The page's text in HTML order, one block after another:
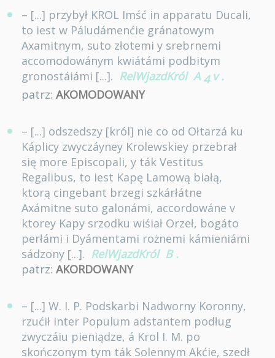
– [...] przybył KROL Imść in apparatu Ducali,
to iest w Páludámenćie gránatowym
Axamitnym, suto złotemi y srebrnemi
accomodowánym kwiátámi podbitym
gronostáiámi [...]. RelWjazdKról A 4 v .
patrz: AKOMODOWANY
– [...] odszedszy [król] nie co od Ołtarzá ku
Káplicy zwyczáyney Krolewskiey przebrał
się more Episcopali, y ták Vestitus
Regalibus, to iest Kapę Lamową białą,
ktorą cingebant brzegi szkárłátne
Axámitne suto galonámi, accordowáne v
ktorey Kapy srzodku wiśiał Orzeł, bogáto
perłámi i Dyámentami rożnemi kámieniámi
sádzony [...]. RelWjazdKról B .
patrz: AKORDOWANY
– [...] W. I. P. Podskarbi Nadworny Koronny,
rzućił inter Populum adstantem podług
zwyczáiu pieniądze, á Krol I. M. po
skończonym tym ták Solennym Akćie, szedł